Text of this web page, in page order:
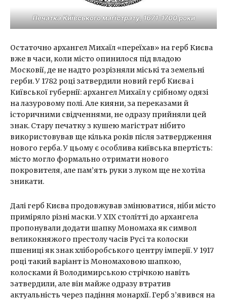
Печатка Київського магістрату, 1671-1700 роки
Остаточно архангел Михаїл «переїхав» на герб Києва
вже в часи, коли місто опинилося під владою
Московії, де не надто розрізняли міські та земельні
герби. У 1782 році затвердили новий герб Києва і
Київської губернії: архангел Михаїл у срібному одязі
на лазуровому полі. Але кияни, за переказами й
історичними свідченнями, не одразу прийняли цей
знак. Стару печатку з кушею магістрат нібито
використовував ще кілька років після затвердження
нового герба. У цьому є особлива київська впертість:
місто могло формально отримати нового
покровителя, але пам’ять руки з луком ще не хотіла
зникати.
Далі герб Києва продовжував змінюватися, ніби місто
приміряло різні маски. У ХІХ столітті до архангела
пропонували додати шапку Мономаха як символ
великокняжого престолу часів Русі та колоски
пшениці як знак хліборобського центру імперії. У 1917
році такий варіант із Мономаховою шапкою,
колосками й Володимирською стрічкою навіть
затвердили, але він майже одразу втратив
актуальність через падіння монархії. Герб з’явився на